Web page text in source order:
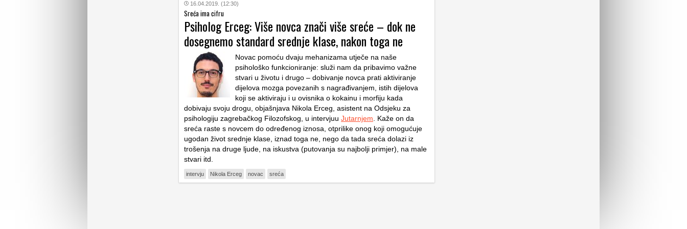
16.04.2019. (12:30)
Sreća ima cifru
Psiholog Erceg: Više novca znači više sreće – dok ne
dosegnemo standard srednje klase, nakon toga ne
Novac pomoću dvaju mehanizama utječe na naše
psihološko funkcioniranje: služi nam da pribavimo važne
stvari u životu i drugo – dobivanje novca prati aktiviranje
dijelova mozga povezanih s nagrađivanjem, istih dijelova
koji se aktiviraju i u ovisnika o kokainu i morfiju kada
dobivaju svoju drogu, objašnjava Nikola Erceg, asistent na Odsjeku za
psihologiju zagrebačkog Filozofskog, u intervjuu Jutarnjem . Kaže on da
sreća raste s novcem do određenog iznosa, otprilike onog koji omogućuje
ugodan život srednje klase, iznad toga ne, nego da tada sreća dolazi iz
trošenja na druge ljude, na iskustva (putovanja su najbolji primjer), na male
stvari itd.
intervju Nikola Erceg novac sreća